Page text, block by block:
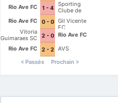
Rio Ave FC
1 - 4
Sporting
Clube de
Portugal
Rio Ave FC 0 - 0
Gil Vicente
FC
Vitoria
Guimaraes SC
2 - 0
Rio Ave FC
Rio Ave FC
2 - 2
AVS
Passés
Prochain